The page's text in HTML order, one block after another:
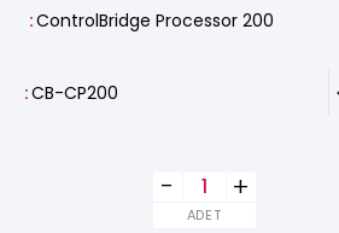
ControlBridge Processor 200
CB-CP200
+
-
ADET